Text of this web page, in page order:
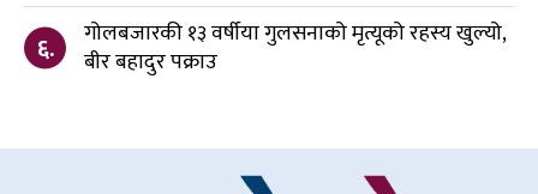
६.
गोलबजारकी १३ वर्षीया गुलसनाको मृत्यूको रहस्य खुल्यो,
बीर बहादुर पक्राउ